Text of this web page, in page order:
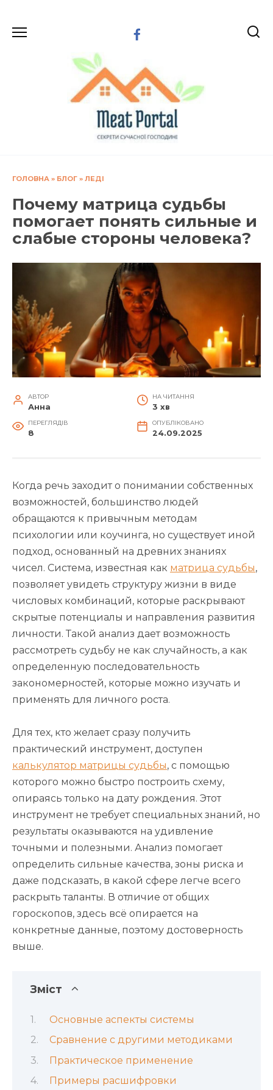
вмісту
ГОЛОВНА » БЛОГ » ЛЕДІ
Почему матрица судьбы
помогает понять сильные и
слабые стороны человека?
АВТОР
Анна
НА ЧИТАННЯ
3 хв
ПЕРЕГЛЯДІВ
8
ОПУБЛІКОВАНО
24.09.2025
Когда речь заходит о понимании собственных
возможностей, большинство людей
обращаются к привычным методам
психологии или коучинга, но существует иной
подход, основанный на древних знаниях
чисел. Система, известная как матрица судьбы,
позволяет увидеть структуру жизни в виде
числовых комбинаций, которые раскрывают
скрытые потенциалы и направления развития
личности. Такой анализ дает возможность
рассмотреть судьбу не как случайность, а как
определенную последовательность
закономерностей, которые можно изучать и
применять для личного роста.
Для тех, кто желает сразу получить
практический инструмент, доступен
калькулятор матрицы судьбы, с помощью
которого можно быстро построить схему,
опираясь только на дату рождения. Этот
инструмент не требует специальных знаний, но
результаты оказываются на удивление
точными и полезными. Анализ помогает
определить сильные качества, зоны риска и
даже подсказать, в какой сфере легче всего
раскрыть таланты. В отличие от общих
гороскопов, здесь всё опирается на
конкретные данные, поэтому достоверность
выше.
Зміст
Основные аспекты системы
Сравнение с другими методиками
Практическое применение
Примеры расшифровки